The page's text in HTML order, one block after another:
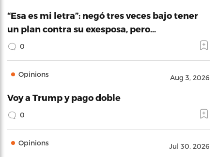
“Esa es mi letra”: negó tres veces bajo tener
un plan contra su exesposa, pero…
0
Opinions Aug 3, 2026
Voy a Trump y pago doble
0
Opinions Jul 30, 2026